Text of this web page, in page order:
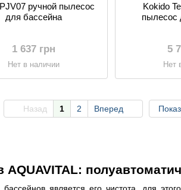
является его чистота, для
ручной пылесос
для бассейна
1 637 грн
Нет в наличии
Kokido
пылесос
5
Нет
Назад 1 2 Вперед